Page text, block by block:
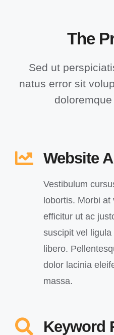
The
Sed ut
natus error sit
Website
Vestibulum
lobortis. Morbi
efficitur ut ac
suscipit vel
libero.
dolor lacinia
massa.
Keyword